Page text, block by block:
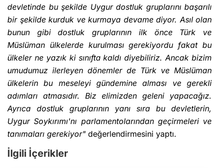
devletinde bu şekilde Uygur dostluk gruplarını başarılı
bir şekilde kurduk ve kurmaya devame diyor. Asıl olan
bunun gibi dostluk gruplarının ilk önce Türk ve
Müslüman ülkelerde kurulması gerekiyordu fakat bu
ülkeler ne yazık ki sınıfta kaldı diyebiliriz. Ancak bizim
umudumuz ilerleyen dönemler de Türk ve Müslüman
ülkelerin bu meseleyi gündemine alması ve gerekli
adımları atmasıdır. Biz elimizden geleni yapacağız.
Ayrıca dostluk gruplarının yanı sıra bu devletlerin,
Uygur Soykırımı'nı parlamentolarından geçirmeleri ve
tanımaları gerekiyor" değerlendirmesini yaptı.
İlgili İçerikler